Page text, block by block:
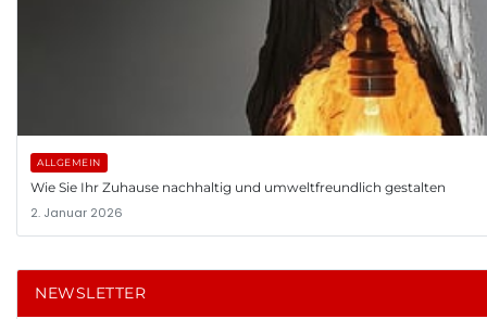
ALLGEMEIN
Wie Sie Ihr Zuhause nachhaltig und umweltfreundlich gestalten
2. Januar 2026
NEWSLETTER